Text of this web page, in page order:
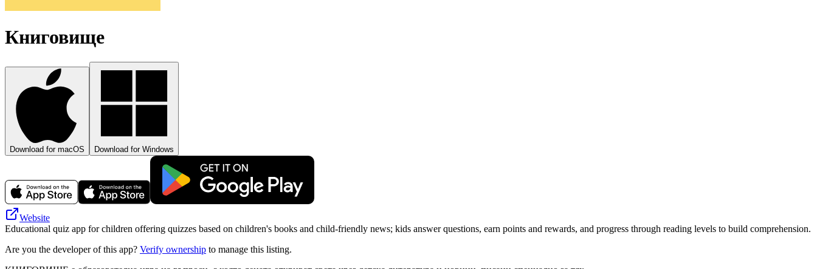
Книговище
Download for macOS Download for Windows
Website
Educational quiz app for children offering quizzes based on children's books and child-friendly news; kids answer questions, earn points and rewards, and progress through reading levels to build comprehension.
Are you the developer of this app? Verify ownership to manage this listing.